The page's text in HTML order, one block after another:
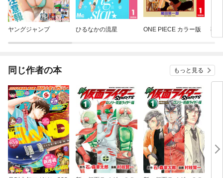
ヤングジャンプ ひるなかの流星 ONE PIECE カラー版 葬
同じ作者の本 もっと見る